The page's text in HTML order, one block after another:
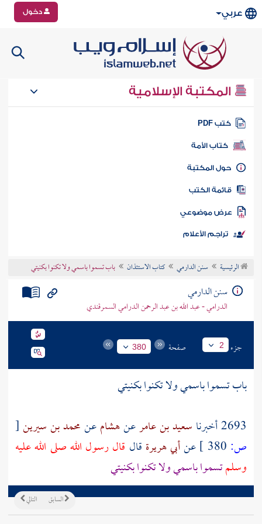
عربي دخول
المكتبة الإسلامية
كتب PDF
كتاب الأمة
المكتبة
الكتب
موضوعي
تراجم الأعلام
الرئيسية سنن الدارمي كتاب الاستئذان باب تسموا باسمي ولا تكنوا بكنيتي
سنن الدارمي
الدرامي - عبد الله بن عبد الرحمن الدرامي السمرقندي
جزء 2 صفحة 380
باب تسموا باسمي ولا تكنوا بكنيتي
2693 أخبرنا
سعيد بن عامرعنهشامعنمحمد بن سيرين[
ص:
عنأبي هريرة قال قال رسول الله صلى الله عليه
وسلمتسموا باسمي ولا تكنوا بكنيتي
التالي السابق